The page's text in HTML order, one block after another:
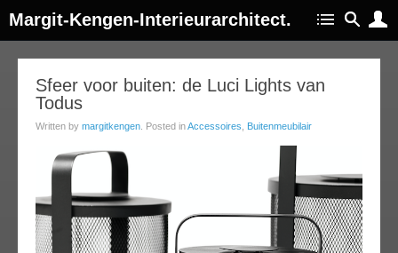
Margit-Kengen-Interieurarchitect.
Sfeer voor buiten: de Luci Lights van
Todus
Written by margitkengen . Posted inAccessoires Buitenmeubilair